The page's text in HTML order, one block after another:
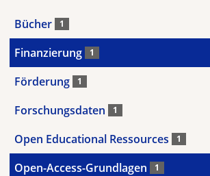
Bücher 1
Finanzierung 1
Förderung 1
Forschungsdaten 1
Open Educational Ressources 1
Open-Access-Grundlagen 1